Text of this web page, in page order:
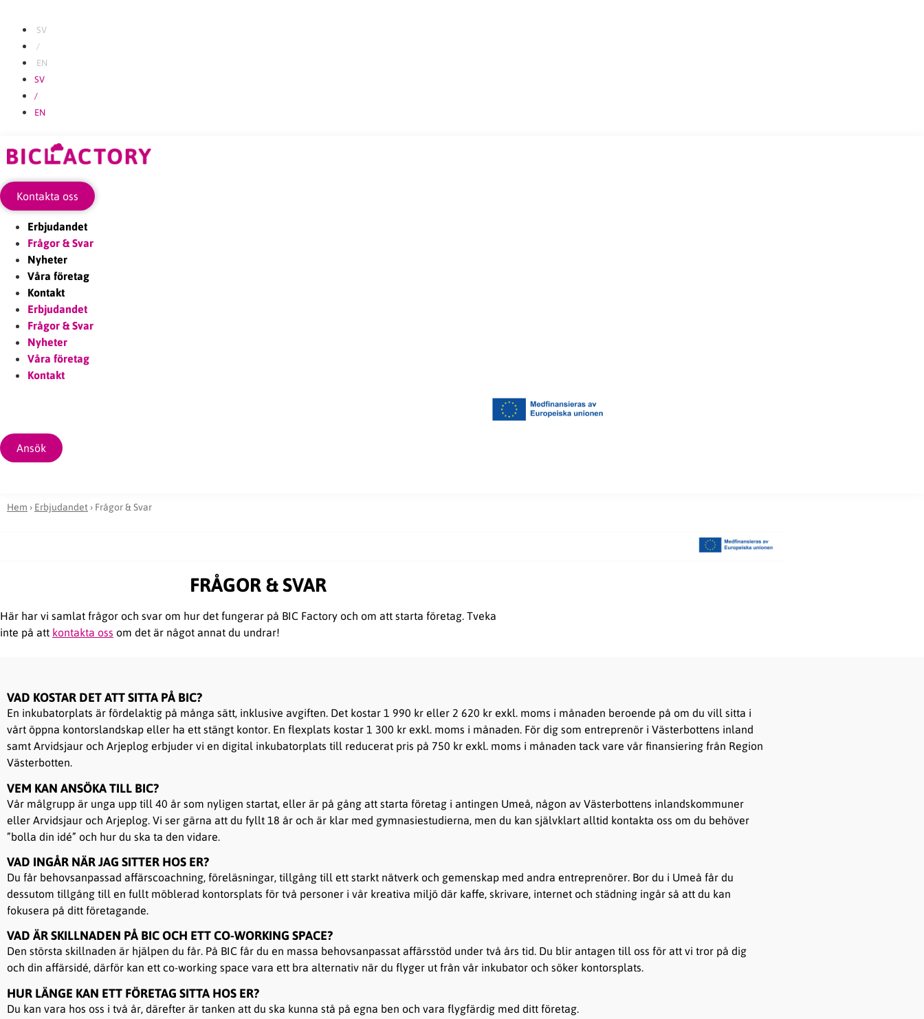
innehåll
SV
/
EN
SV
/
EN
Kontakta oss
Erbjudandet
Frågor & Svar
Nyheter
Våra företag
Kontakt
Erbjudandet
Frågor & Svar
Nyheter
Våra företag
Kontakt
Ansök
Hem › Erbjudandet › Frågor & Svar
FRÅGOR & SVAR
Här har vi samlat frågor och svar om hur det fungerar på BIC Factory och om att starta företag. Tveka
inte på att kontakta oss om det är något annat du undrar!
VAD KOSTAR DET ATT SITTA PÅ BIC?
En inkubatorplats är fördelaktig på många sätt, inklusive avgiften. Det kostar 1 990 kr eller 2 620 kr exkl. moms i månaden beroende på om du vill sitta i
vårt öppna kontorslandskap eller ha ett stängt kontor. En flexplats kostar 1 300 kr exkl. moms i månaden. För dig som entreprenör i Västerbottens inland
samt Arvidsjaur och Arjeplog erbjuder vi en digital inkubatorplats till reducerat pris på 750 kr exkl. moms i månaden tack vare vår finansiering från Region
Västerbotten.
VEM KAN ANSÖKA TILL BIC?
Vår målgrupp är unga upp till 40 år som nyligen startat, eller är på gång att starta företag i antingen Umeå, någon av Västerbottens inlandskommuner
eller Arvidsjaur och Arjeplog. Vi ser gärna att du fyllt 18 år och är klar med gymnasiestudierna, men du kan självklart alltid kontakta oss om du behöver
”bolla din idé” och hur du ska ta den vidare.
VAD INGÅR NÄR JAG SITTER HOS ER?
Du får behovsanpassad affärscoachning, föreläsningar, tillgång till ett starkt nätverk och gemenskap med andra entreprenörer. Bor du i Umeå får du
dessutom tillgång till en fullt möblerad kontorsplats för två personer i vår kreativa miljö där kaffe, skrivare, internet och städning ingår så att du kan
fokusera på ditt företagande.
VAD ÄR SKILLNADEN PÅ BIC OCH ETT CO-WORKING SPACE?
Den största skillnaden är hjälpen du får. På BIC får du en massa behovsanpassat affärsstöd under två års tid. Du blir antagen till oss för att vi tror på dig
och din affärsidé, därför kan ett co-working space vara ett bra alternativ när du flyger ut från vår inkubator och söker kontorsplats.
HUR LÄNGE KAN ETT FÖRETAG SITTA HOS ER?
Du kan vara hos oss i två år, därefter är tanken att du ska kunna stå på egna ben och vara flygfärdig med ditt företag.